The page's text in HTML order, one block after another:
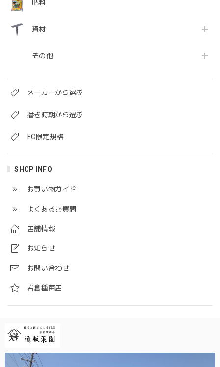
肥料
資材
その他
メーカーから選ぶ
播き時期から選ぶ
EC限定規格
SHOP INFO
お買い物ガイド
よくあるご質問
店舗情報
お知らせ
お問い合わせ
岩倉種苗店